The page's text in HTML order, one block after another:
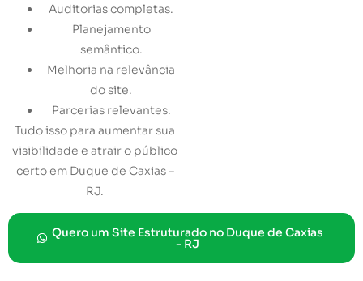
Auditorias completas.
Planejamento
semântico.
Melhoria na relevância
do site.
Parcerias relevantes.
Tudo isso para aumentar sua
visibilidade e atrair o público
certo em Duque de Caxias –
RJ.
Quero um Site Estruturado no Duque de Caxias
- RJ